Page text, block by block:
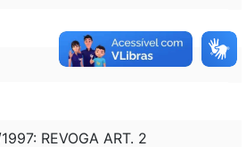
REVOGA ART. 2